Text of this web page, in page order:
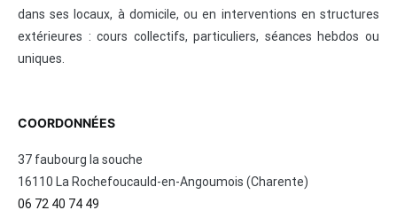
dans ses locaux, à domicile, ou en interventions en structures
extérieures : cours collectifs, particuliers, séances hebdos ou
uniques.
COORDONNÉES
37 faubourg la souche
16110 La Rochefoucauld-en-Angoumois (Charente)
06 72 40 74 49